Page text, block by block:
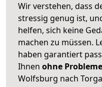
Wir verstehen, dass
stressig genug ist,
helfen, sich keine
machen zu müssen.
haben garantiert
Ihnen ohne Probleme
Wolfsburg nach